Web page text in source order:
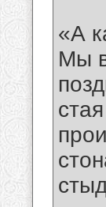
«А
Мы